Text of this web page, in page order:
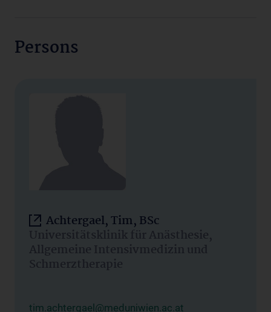
Persons
Achtergael, Tim, BSc
Universitätsklinik für Anästhesie,
Allgemeine Intensivmedizin und
Schmerztherapie
tim.achtergael@meduniwien.ac.at